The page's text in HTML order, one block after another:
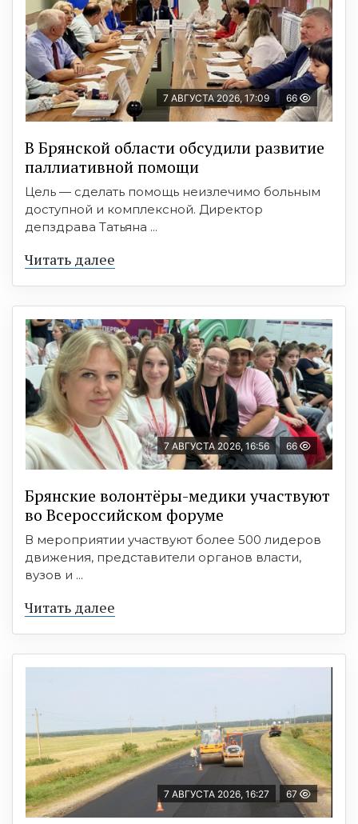
7 АВГУСТА 2026, 17:09 66
В Брянской области обсудили развитие
паллиативной помощи
Цель — сделать помощь неизлечимо больным
доступной и комплексной. Директор
депздрава Татьяна ...
Читать далее
7 АВГУСТА 2026, 16:56 66
Брянские волонтёры-медики участвуют
во Всероссийском форуме
В мероприятии участвуют более 500 лидеров
движения, представители органов власти,
вузов и ...
Читать далее
7 АВГУСТА 2026, 16:27 67